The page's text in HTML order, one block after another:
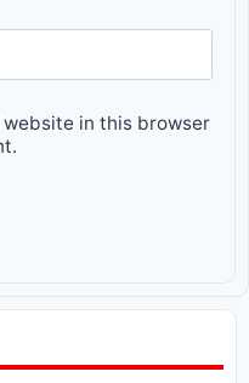
website in this browser